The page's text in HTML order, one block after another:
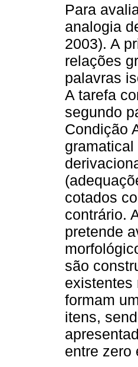
Para
analogia
2003). A
relações
palavras
A tarefa
segundo
Condição
cotados
contrário.
pretende
são
existentes
formam
itens,
entre zero